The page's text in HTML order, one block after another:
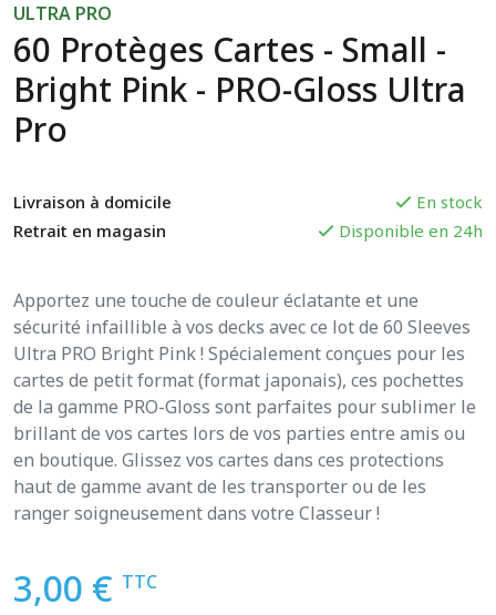
60 Protèges Cartes - Small -
Bright Pink - PRO-Gloss Ultra
Pro
ULTRA PRO
Livraison à domicile
En stock
Retrait en magasin
Disponible en 24h
Apportez une touche de couleur éclatante et une
sécurité infaillible à vos decks avec ce lot de 60 Sleeves
Ultra PRO Bright Pink ! Spécialement conçues pour les
cartes de petit format (format japonais), ces pochettes
de la gamme PRO-Gloss sont parfaites pour sublimer le
brillant de vos cartes lors de vos parties entre amis ou
en boutique. Glissez vos cartes dans ces protections
haut de gamme avant de les transporter ou de les
ranger soigneusement dans votre Classeur !
3,00 € TTC